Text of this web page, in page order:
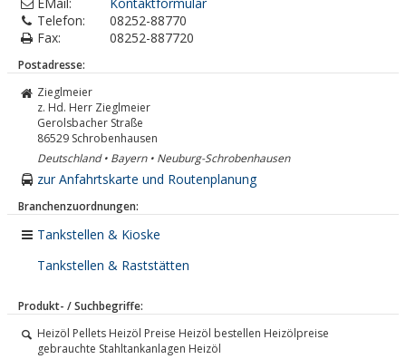
Telefon:
08252-88770
Fax:
08252-887720
Postadresse:
Zieglmeier
z. Hd. Herr Zieglmeier
Gerolsbacher Straße
86529 Schrobenhausen
Deutschland • Bayern • Neuburg-Schrobenhausen
zur Anfahrtskarte und Routenplanung
Branchenzuordnungen:
Tankstellen & Kioske
Tankstellen & Raststätten
Produkt- / Suchbegriffe:
Heizöl Pellets Heizöl Preise Heizöl bestellen Heizölpreise
gebrauchte Stahltankanlagen Heizöl